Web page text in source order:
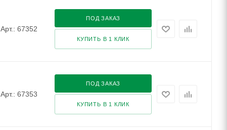
Арт.: 67352
ПОД ЗАКАЗ
КУПИТЬ В 1 КЛИК
Арт.: 67353
ПОД ЗАКАЗ
КУПИТЬ В 1 КЛИК